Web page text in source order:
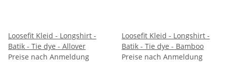
Loosefit Kleid - Longshirt -
Batik - Tie dye - Allover
Preise nach Anmeldung
Loosefit Kleid - Longshirt -
Batik - Tie dye - Bamboo
Preise nach Anmeldung